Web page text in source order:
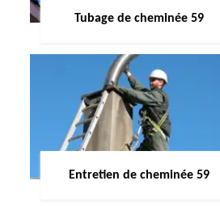
Tubage de cheminée 59
Entretien de cheminée 59